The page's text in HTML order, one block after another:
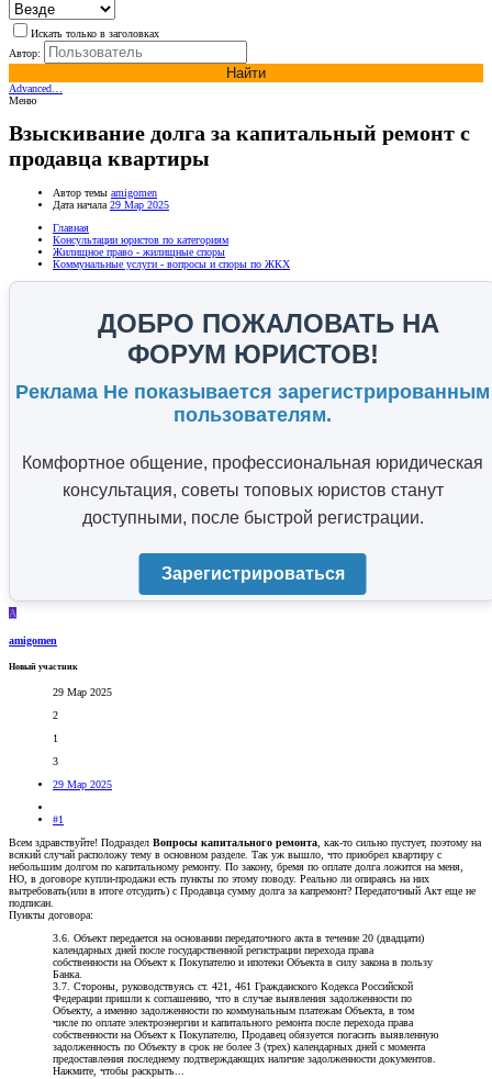
Искать только в заголовках
Автор:
Найти
Advanced…
Меню
Взыскивание долга за капитальный ремонт с
продавца квартиры
Автор темы amigomen
Дата начала 29 Мар 2025
Главная
Консультации юристов по категориям
Жилищное право - жилищные споры
Коммунальные услуги - вопросы и споры по ЖКХ
ДОБРО ПОЖАЛОВАТЬ НА
ФОРУМ ЮРИСТОВ!
Реклама Не показывается зарегистрированным
пользователям.
Комфортное общение, профессиональная юридическая
консультация, советы топовых юристов станут
доступными, после быстрой регистрации.
Зарегистрироваться
A
amigomen
Новый участник
29 Мар 2025
2
1
3
29 Мар 2025
#1
Всем здравствуйте! Подраздел Вопросы капитального ремонта, как-то сильно пустует, поэтому на
всякий случай расположу тему в основном разделе. Так уж вышло, что приобрел квартиру с
небольшим долгом по капитальному ремонту. По закону, бремя по оплате долга ложится на меня,
НО, в договоре купли-продажи есть пункты по этому поводу. Реально ли опираясь на них
вытребовать(или в итоге отсудить) с Продавца сумму долга за капремонт? Передаточный Акт еще не
подписан.
Пункты договора:
3.6. Объект передается на основании передаточного акта в течение 20 (двадцати)
календарных дней после государственной регистрации перехода права
собственности на Объект к Покупателю и ипотеки Объекта в силу закона в пользу
Банка.
3.7. Стороны, руководствуясь ст. 421, 461 Гражданского Кодекса Российской
Федерации пришли к соглашению, что в случае выявления задолженности по
Объекту, а именно задолженности по коммунальным платежам Объекта, в том
числе по оплате электроэнергии и капитального ремонта после перехода права
собственности на Объект к Покупателю, Продавец обязуется погасить выявленную
задолженность по Объекту в срок не более 3 (трех) календарных дней с момента
предоставления последнему подтверждающих наличие задолженности документов.
Нажмите, чтобы раскрыть...